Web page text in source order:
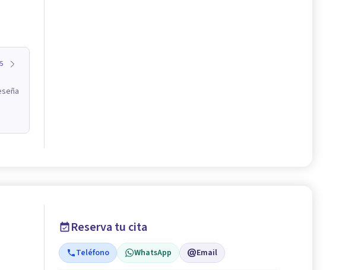
5
Reserva tu cita
Teléfono WhatsApp Email